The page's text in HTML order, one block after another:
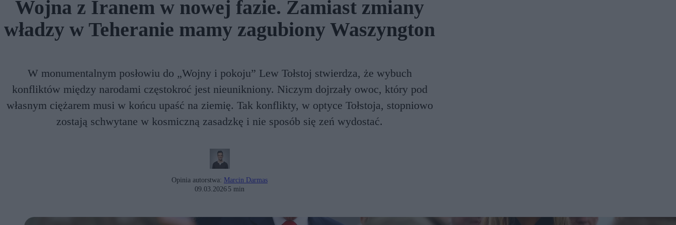
Wojna z Iranem w nowej fazie. Zamiast zmiany
władzy w Teheranie mamy zagubiony Waszyngton
W monumentalnym posłowiu do „Wojny i pokoju” Lew Tołstoj stwierdza, że wybuch
konfliktów między narodami częstokroć jest nieunikniony. Niczym dojrzały owoc, który pod
własnym ciężarem musi w końcu upaść na ziemię. Tak konflikty, w optyce Tołstoja, stopniowo
zostają schwytane w kosmiczną zasadzkę i nie sposób się zeń wydostać.
Opinia autorstwa: Marcin Darmas
09.03.2026 5 min